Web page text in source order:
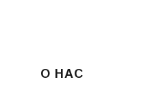
О НАС